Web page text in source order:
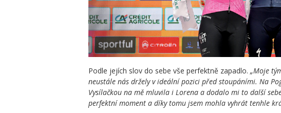
Podle jejích slov do sebe vše perfektně zapadlo. „Moje
neustále nás držely v ideální pozici před stoupáními. Na
Vysílačkou na mě mluvila i Lorena a dodalo mi to další
perfektní moment a díky tomu jsem mohla vyhrát tenhle